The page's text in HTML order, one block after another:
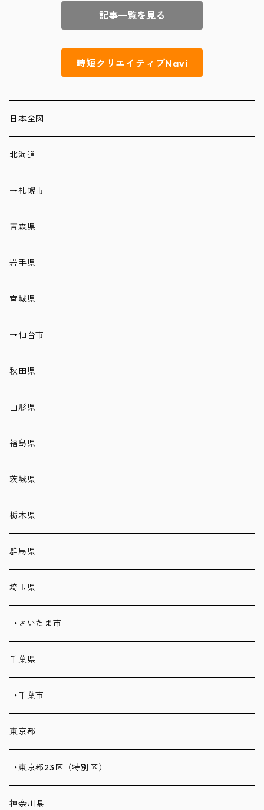
記事一覧を見る
時短クリエイティブNavi
日本全図
北海道
→札幌市
青森県
岩手県
宮城県
→仙台市
秋田県
山形県
福島県
茨城県
栃木県
群馬県
埼玉県
→さいたま市
千葉県
→千葉市
東京都
→東京都23区（特別区）
神奈川県